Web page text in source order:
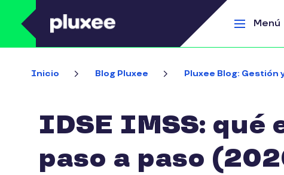
Pasar al contenido principal
Menú
Inicio Blog Pluxee Pluxee Blog: Gestión
IDSE IMSS: qué
paso a paso